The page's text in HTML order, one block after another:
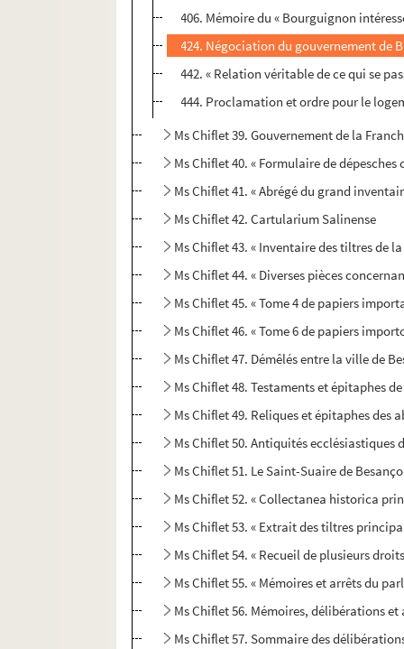
406. Mémoire du « Bourguignon
424. Négociation du gouvernement de
442. « Relation véritable de ce qui se
444. Proclamation et ordre pour le
Ms Chiflet 39. Gouvernement de la
Ms Chiflet 40. « Formulaire de
Ms Chiflet 41. « Abrégé du grand
Ms Chiflet 42. Cartularium Salinense
Ms Chiflet 43. « Inventaire des tiltres de
Ms Chiflet 44. « Diverses pièces
Ms Chiflet 45. « Tome 4 de papiers
Ms Chiflet 46. « Tome 6 de papiers
Ms Chiflet 47. Démêlés entre la ville de
Ms Chiflet 48. Testaments et épitaphes
Ms Chiflet 49. Reliques et épitaphes des
Ms Chiflet 50. Antiquités ecclésiastiques
Ms Chiflet 51. Le Saint-Suaire de
Ms Chiflet 52. « Collectanea historica
Ms Chiflet 53. « Extrait des tiltres
Ms Chiflet 54. « Recueil de plusieurs
Ms Chiflet 55. « Mémoires et arrêts du
Ms Chiflet 56. Mémoires, délibérations
Ms Chiflet 57. Sommaire des